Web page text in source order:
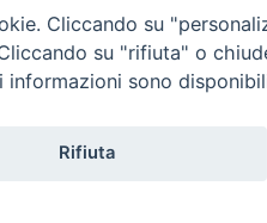
Santa Lucia del Mela -
Cliccando su
su "rifiuta" o
sono
Rifiuta